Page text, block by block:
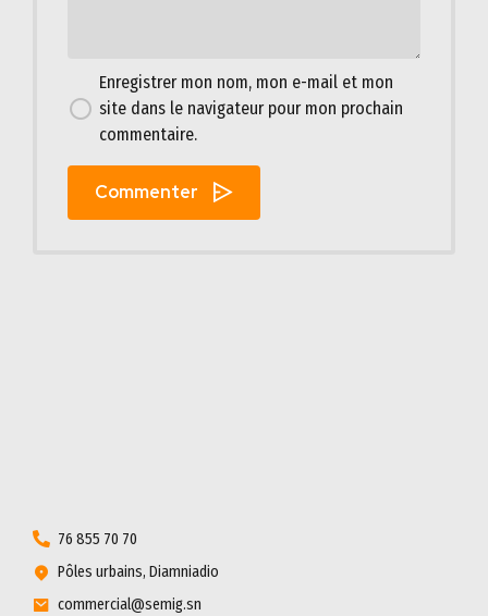
Enregistrer mon nom, mon e-mail et mon
site dans le navigateur pour mon prochain
commentaire.
Commenter
76 855 70 70
Pôles urbains, Diamniadio
commercial@semig.sn